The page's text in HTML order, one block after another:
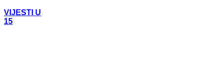
VIJESTI U
15